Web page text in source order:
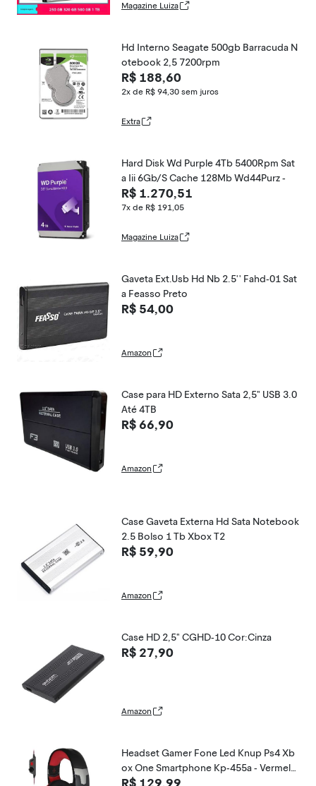
Magazine Luiza
Hd Interno Seagate 500gb Barracuda N
otebook 2,5 7200rpm
R$ 188,60
2x de R$ 94,30 sem juros
Extra
Hard Disk Wd Purple 4Tb 5400Rpm Sat
a Iii 6Gb/S Cache 128Mb Wd44Purz -
R$ 1.270,51
7x de R$ 191,05
Magazine Luiza
Gaveta Ext.Usb Hd Nb 2.5'' Fahd-01 Sat
a Feasso Preto
R$ 54,00
Amazon
Case para HD Externo Sata 2,5" USB 3.0
Até 4TB
R$ 66,90
Amazon
Case Gaveta Externa Hd Sata Notebook
2.5 Bolso 1 Tb Xbox T2
R$ 59,90
Amazon
Case HD 2,5" CGHD-10 Cor:Cinza
R$ 27,90
Amazon
Headset Gamer Fone Led Knup Ps4 Xb
ox One Smartphone Kp-455a - Vermelh
o